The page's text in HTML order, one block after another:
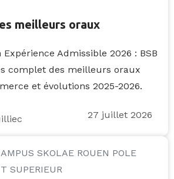
meilleurs oraux
Admissible 2026 : BSB
complet des meilleurs oraux
et évolutions 2025-2026.
27 juillet 2026